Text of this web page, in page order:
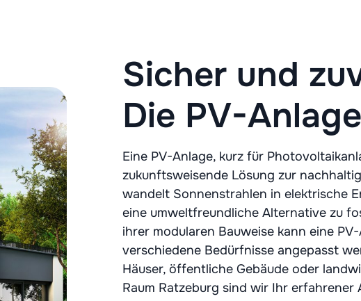
Sicher und
Die PV-Anlage
Eine PV-Anlage, kurz für
zukunftsweisende Lösung zur
wandelt Sonnenstrahlen in elektrische
eine umweltfreundliche Alternative zu
ihrer modularen Bauweise kann eine
verschiedene Bedürfnisse angepasst
Häuser, öffentliche Gebäude oder
Raum Ratzeburg sind wir Ihr